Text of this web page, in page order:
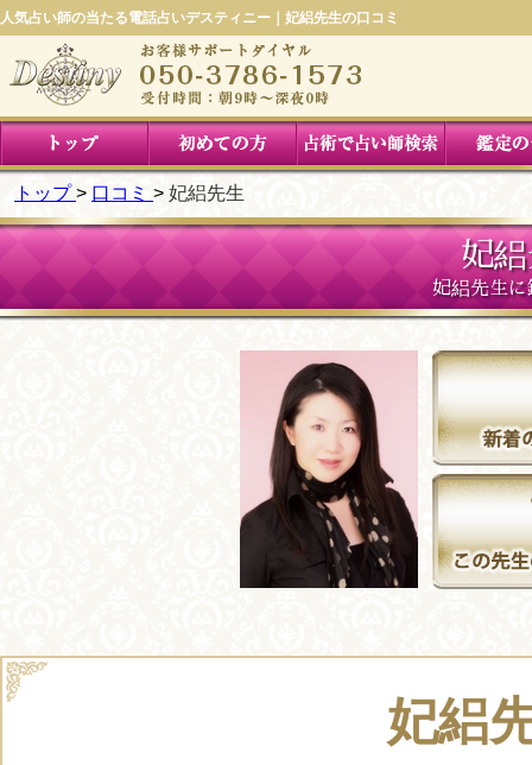
人気占い師の当たる電話占いデスティニー｜妃絽先生の口コミ
トップ 口コミ 妃絽先生
妃
妃絽先生
妃絽